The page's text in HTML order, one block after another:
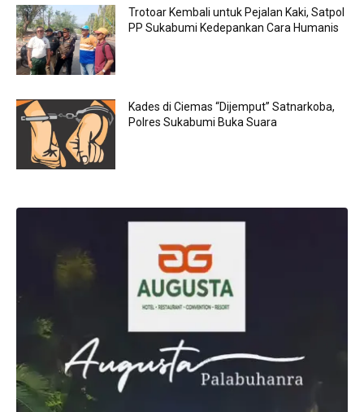
Trotoar Kembali untuk Pejalan Kaki, Satpol
PP Sukabumi Kedepankan Cara Humanis
Kades di Ciemas “Dijemput” Satnarkoba,
Polres Sukabumi Buka Suara